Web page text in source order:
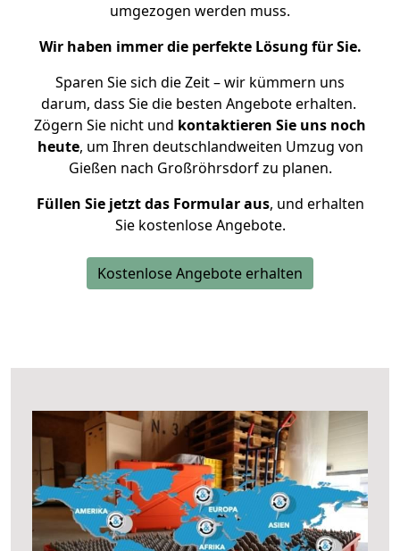
umgezogen werden muss.
Wir haben immer die perfekte Lösung für Sie.
Sparen Sie sich die Zeit – wir kümmern uns
darum, dass Sie die besten Angebote erhalten.
Zögern Sie nicht und kontaktieren Sie uns noch
heute, um Ihren deutschlandweiten Umzug von
Gießen nach Großröhrsdorf zu planen.
Füllen Sie jetzt das Formular aus, und erhalten
Sie kostenlose Angebote.
Kostenlose Angebote erhalten